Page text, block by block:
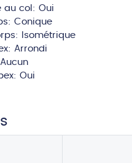
au col: Oui
Conique
Isométrique
Arrondi
Aucun
Oui